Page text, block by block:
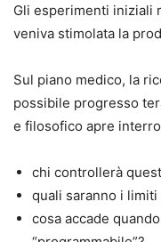
Gli esperimenti iniziali
veniva stimolata la
Sul piano medico, la
possibile progresso
e filosofico apre
chi controllerà
quali saranno i limiti
cosa accade